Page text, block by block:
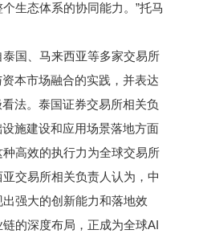
生态体系的协同能力。”托马
国、马来西亚等多家交易所
本市场融合的实践，并表达
法。泰国证券交易所相关负
施建设和应用场景落地方面
高效的执行力为全球交易所
交易所相关负责人认为，中
强大的创新能力和落地效
的深度布局，正成为全球AI